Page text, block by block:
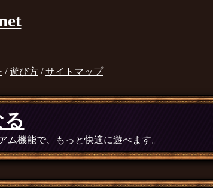
/遊び方 /サイトマップ
機能で、もっと快適に遊べます。